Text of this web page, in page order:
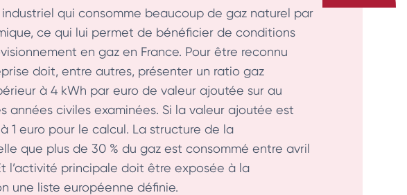
qui consomme beaucoup de gaz naturel par
ce qui lui permet de bénéficier de conditions
en gaz en France. Pour être reconnu
doit, entre autres, présenter un ratio gaz
à 4 kWh par euro de valeur ajoutée sur au
années civiles examinées. Si la valeur ajoutée est
1 euro pour le calcul. La structure de la
que plus de 30 % du gaz est consommé entre avril
l’activité principale doit être exposée à la
une liste européenne définie.